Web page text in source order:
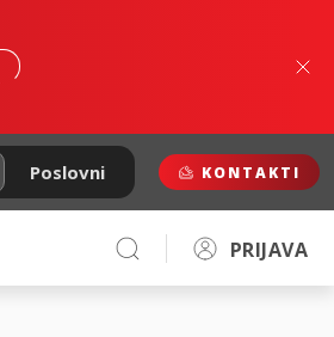
Poslovni KONTAKTI
PRIJAVA